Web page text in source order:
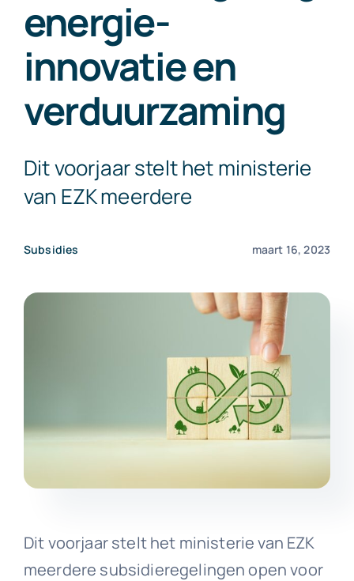
Exact Online
Neem contact op!
energie-
innovatie en
verduurzaming
Dit voorjaar stelt het ministerie
van EZK meerdere
Subsidies maart 16, 2023
Dit voorjaar stelt het ministerie van EZK
meerdere subsidieregelingen open voor